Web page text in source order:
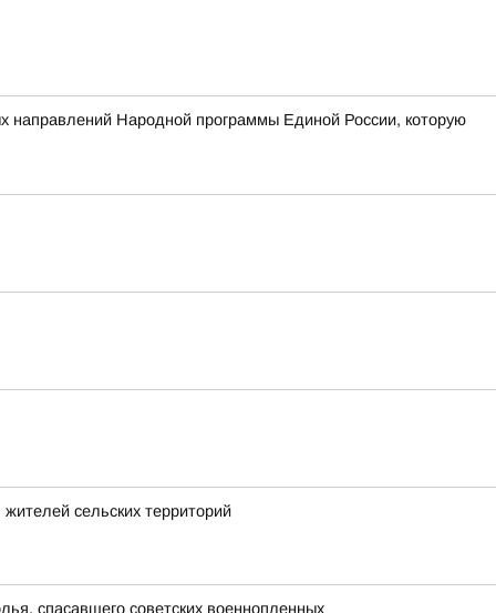
направлений Народной программы Единой России, которую
сельских территорий
спасавшего советских военнопленных